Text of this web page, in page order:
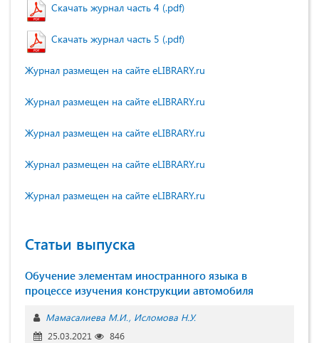
Скачать журнал часть 4 (.pdf)
Скачать журнал часть 5 (.pdf)
Журнал размещен на сайте eLIBRARY.ru
Журнал размещен на сайте eLIBRARY.ru
Журнал размещен на сайте eLIBRARY.ru
Журнал размещен на сайте eLIBRARY.ru
Журнал размещен на сайте eLIBRARY.ru
Статьи выпуска
Обучение элементам иностранного языка в
процессе изучения конструкции автомобиля
Мамасалиева М.И. Исломова Н.У.
25.03.2021
846